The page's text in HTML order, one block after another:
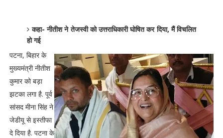
कहा- नीतीश ने तेजस्वी को उत्तराधिकारी घोषित कर दिया, मैं विचलित
हो गई
पटना, बिहार के
मुख्यमंत्री नीतीश
कुमार को बड़ा
झटका लगा है. पूर्व
सांसद मीना सिंह ने
जेडीयू से इस्तीफा
दे दिया है. पटना के